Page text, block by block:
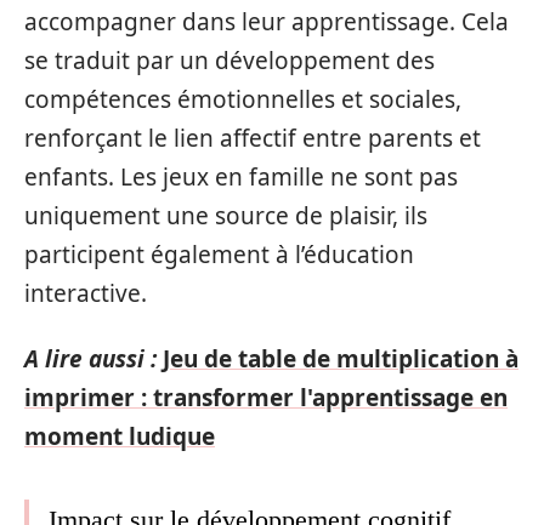
accompagner dans leur apprentissage. Cela
se traduit par un développement des
compétences émotionnelles et sociales,
renforçant le lien affectif entre parents et
enfants. Les jeux en famille ne sont pas
uniquement une source de plaisir, ils
participent également à l’éducation
interactive.
A lire aussi : Jeu de table de multiplication à
imprimer : transformer l'apprentissage en
moment ludique